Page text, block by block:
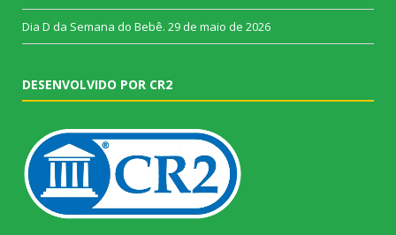
Dia D da Semana do Bebê. 29 de maio de 2026
DESENVOLVIDO POR CR2